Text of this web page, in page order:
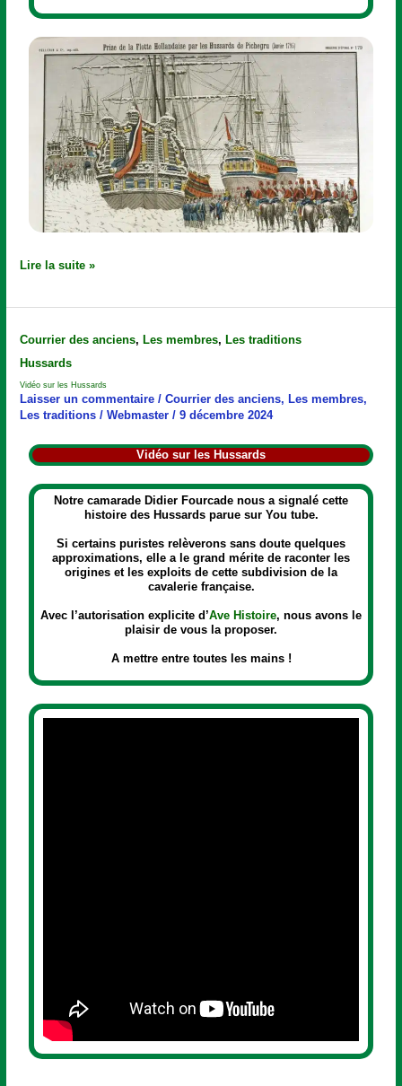
Lire la suite »
Courrier des anciens, Les membres, Les traditions
Hussards
Vidéo sur les Hussards
Laisser un commentaire /Courrier des anciens, Les membres,
Les traditions /Webmaster/9 décembre 2024
Vidéo sur les Hussards
Notre camarade Didier Fourcade nous a signalé cette
histoire des Hussards parue sur You tube.
Si certains puristes relèverons sans doute quelques
approximations, elle a le grand mérite de raconter les
origines et les exploits de cette subdivision de la
cavalerie française.
Avec l’autorisation explicite d’Ave Histoire, nous avons le
plaisir de vous la proposer.
A mettre entre toutes les mains !
Vidéo
les
Hussards